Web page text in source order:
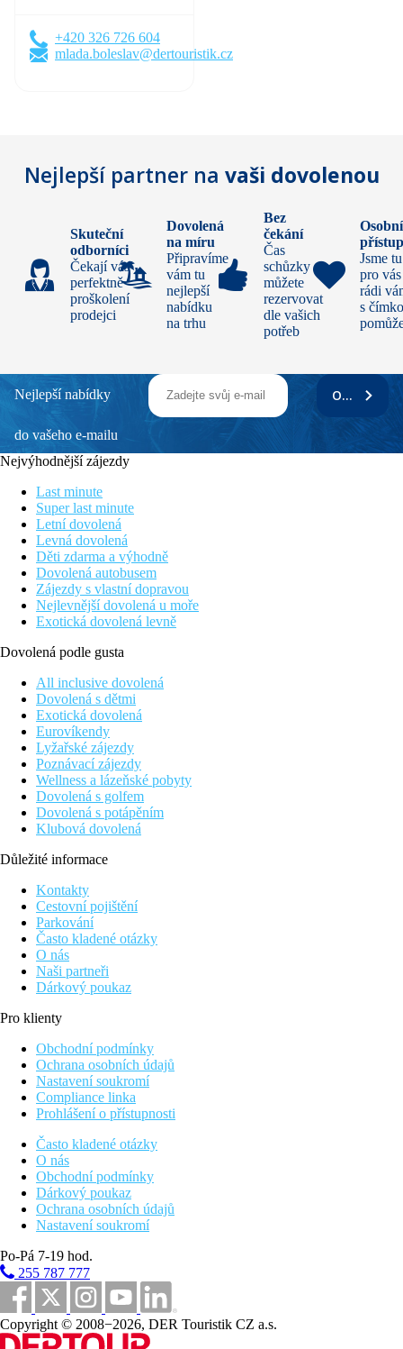
+420 326 726 604
mlada.boleslav@dertouristik.cz
Nejlepší partner na vaši dovolenou
Skuteční
odborníci
Čekají vás
perfektně
proškolení
prodejci
Dovolená
na míru
Připravíme
vám tu
nejlepší
nabídku
na trhu
Bez
čekání
Čas
schůzky si
můžete
rezervovat
dle vašich
potřeb
Osobní
Jsme tu
pro
rádi
s
Nejlepší nabídky
do vašeho e-mailu
ODEBÍRAT
Nejvýhodnější zájezdy
Last minute
Super last minute
Letní dovolená
Levná dovolená
Děti zdarma a výhodně
Dovolená autobusem
Zájezdy s vlastní dopravou
Nejlevnější dovolená u moře
Exotická dovolená levně
Dovolená podle gusta
All inclusive dovolená
Dovolená s dětmi
Exotická dovolená
Eurovíkendy
Lyžařské zájezdy
Poznávací zájezdy
Wellness a lázeňské pobyty
Dovolená s golfem
Dovolená s potápěním
Klubová dovolená
Důležité informace
Kontakty
Cestovní pojištění
Parkování
Často kladené otázky
O nás
Naši partneři
Dárkový poukaz
Pro klienty
Obchodní podmínky
Ochrana osobních údajů
Nastavení soukromí
Compliance linka
Prohlášení o přístupnosti
Často kladené otázky
O nás
Obchodní podmínky
Dárkový poukaz
Ochrana osobních údajů
Nastavení soukromí
Po-Pá 7-19 hod.
255 787 777
Copyright © 2008−2026, DER Touristik CZ a.s.